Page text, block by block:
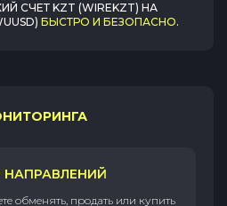
СЧЕТ KZT (WIREKZT) НА
БЫСТРО И БЕЗОПАСНО.
обменять, продать или купить